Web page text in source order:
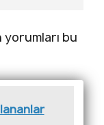
bu